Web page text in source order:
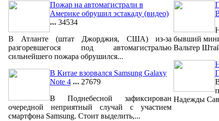
Пожар на автомагистрали в
Америке обрушил эстакаду (видео)
34534
В Атланте (штат Джорджия, США) из-за
разгоревшегося под автомагистралью
сильнейшего пожара обрушился...
В Китае взорвался Samsung Galaxy
Note 4
27679
В Поднебесной зафиксирован
очередной неприятный случай с участием
смартфона Samsung. Стоит выделить,...
бывший
Вальтер
Надежды